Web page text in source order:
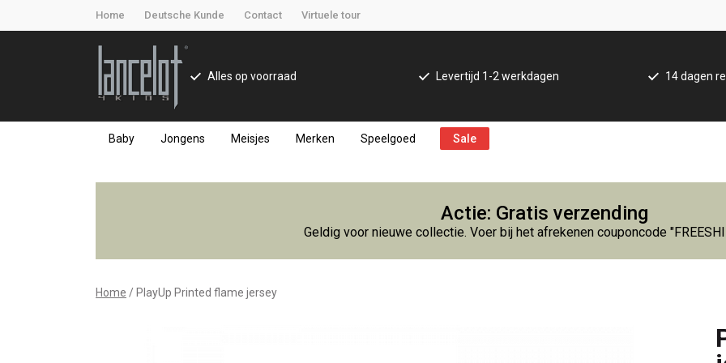
Home Deutsche Kunde Contact Virtuele tour
Alles op voorraad Levertijd 1-2 werkdagen 14 dagen
Baby Jongens Meisjes Merken Speelgoed Sale
PlayUp
flame
jersey
Actie: Gratis verzending
Geldig voor nieuwe collectie. Voer bij het afrekenen couponcode
Home PlayUp Printed flame jersey